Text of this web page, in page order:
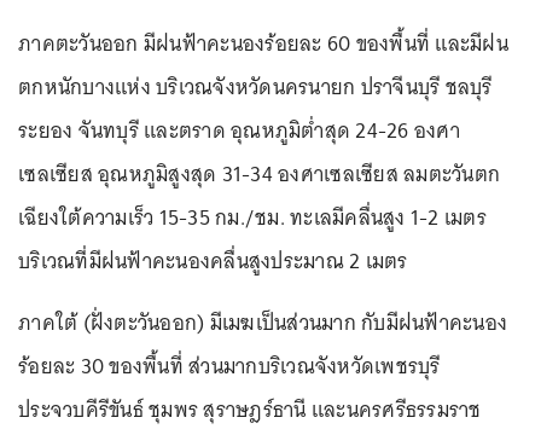
ภาคตะวันออก มีฝนฟ้าคะนองร้อยละ 60 ของพื้นที่ และมีฝน
ตกหนักบางแห่ง บริเวณจังหวัดนครนายก ปราจีนบุรี ชลบุรี
ระยอง จันทบุรี และตราด อุณหภูมิต่ำสุด 24-26 องศา
เซลเซียส อุณหภูมิสูงสุด 31-34 องศาเซลเซียส ลมตะวันตก
เฉียงใต้ความเร็ว 15-35 กม./ชม. ทะเลมีคลื่นสูง 1-2 เมตร
บริเวณที่มีฝนฟ้าคะนองคลื่นสูงประมาณ 2 เมตร
ภาคใต้ (ฝั่งตะวันออก) มีเมฆเป็นส่วนมาก กับมีฝนฟ้าคะนอง
ร้อยละ 30 ของพื้นที่ ส่วนมากบริเวณจังหวัดเพชรบุรี
ประจวบคีรีขันธ์ ชุมพร สุราษฎร์ธานี และนครศรีธรรมราช